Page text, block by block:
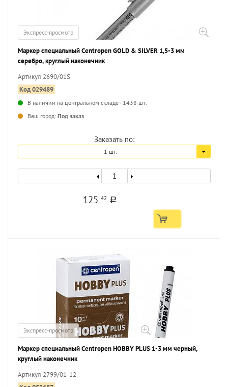
Экспресс-просмотр
Маркер специальный Centropen GOLD & SILVER 1,5-3 мм
серебро, круглый наконечник
Артикул 2690/01S
Код 029489
В наличии на центральном складе - 1438 шт.
Ваш город: Под заказ
Заказать по:
1 шт.
12542 a
Экспресс-просмотр
Маркер специальный Centropen HOBBY PLUS 1-3 мм черный,
круглый наконечник
Артикул 2799/01-12